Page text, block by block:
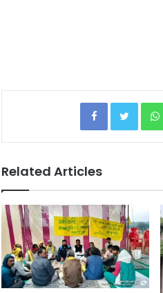
Facebook Twitter
Related Articles